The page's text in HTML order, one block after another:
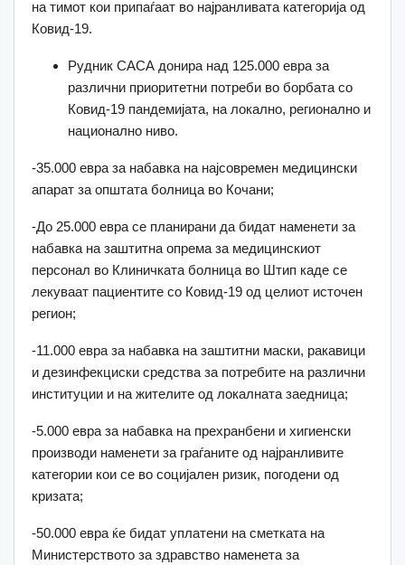
на тимот кои припаѓаат во најранливата категорија од
Ковид-19.
Рудник САСА донира над 125.000 евра за
различни приоритетни потреби во борбата со
Ковид-19 пандемијата, на локално, регионално и
национално ниво.
-35.000 евра за набавка на најсовремен медицински
апарат за општата болница во Кочани;
-До 25.000 евра се планирани да бидат наменети за
набавка на заштитна опрема за медицинскиот
персонал во Клиничката болница во Штип каде се
лекуваат пациентите со Ковид-19 од целиот источен
регион;
-11.000 евра за набавка на заштитни маски, ракавици
и дезинфекциски средства за потребите на различни
институции и на жителите од локалната заедница;
-5.000 евра за набавка на прехранбени и хигиенски
производи наменети за граѓаните од најранливите
категории кои се во социјален ризик, погодени од
кризата;
-50.000 евра ќе бидат уплатени на сметката на
Министерството за здравство наменета за